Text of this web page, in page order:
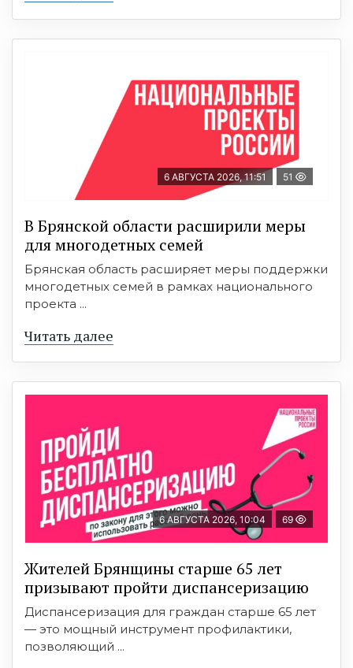
6 АВГУСТА 2026, 11:51 51
В Брянской области расширили меры
для многодетных семей
Брянская область расширяет меры поддержки
многодетных семей в рамках национального
проекта ...
Читать далее
6 АВГУСТА 2026, 10:04 69
Жителей Брянщины старше 65 лет
призывают пройти диспансеризацию
Диспансеризация для граждан старше 65 лет
— это мощный инструмент профилактики,
позволяющий ...